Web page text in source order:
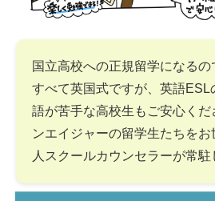
国立高校への正規留学になる
すべて英国式ですが、英語ESL
語が苦手な高校生もご安心く
ンエイジャーの留学生たちを
人スクールカウンセラーが常駐